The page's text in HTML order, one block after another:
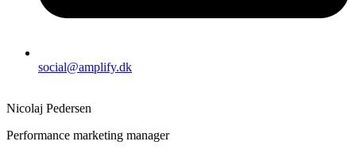
social@amplify.dk
Nicolaj Pedersen
Performance marketing manager